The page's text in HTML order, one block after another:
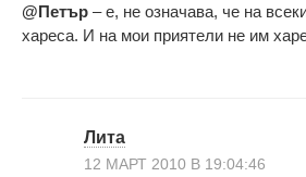
@Петър – е, не означава, че на
хареса. И на мои приятели не им
Лита
12 МАРТ 2010 В 19:04:46